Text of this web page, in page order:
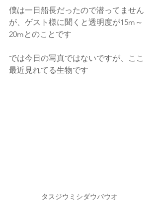
僕は一日船長だったので潜ってません
が、ゲスト様に聞くと透明度が15m～
20mとのことです
では今日の写真ではないですが、ここ
最近見れてる生物です
タスジウミシダウバウオ